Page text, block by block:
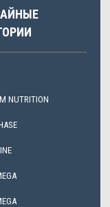
NUTRITION